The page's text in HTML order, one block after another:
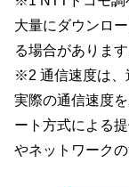
大量にダウンロ
る場合があります
※2 通信速度は、
実際の通信速度
ート方式による
やネットワーク